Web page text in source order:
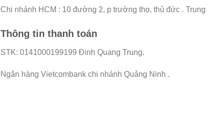
Chi nhánh HCM : 10 đường 2, p trường thọ, thủ đức . Trung
Thông tin thanh toán
STK: 0141000199199 Đinh Quang Trung.
Ngân hàng Vietcombank chi nhánh Quảng Ninh .